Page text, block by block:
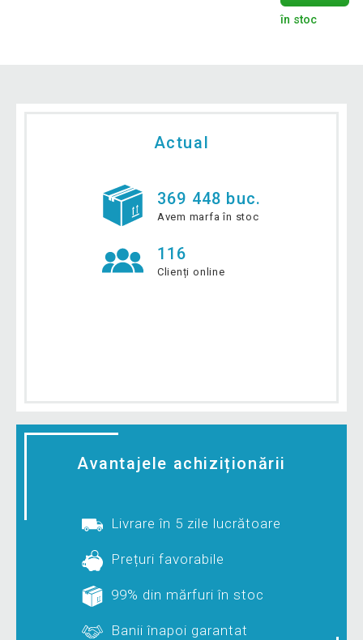
în stoc
Actual
369 448 buc.
Avem marfa în stoc
116
Clienți online
Avantajele achiziționării
Livrare în 5 zile lucrătoare
Prețuri favorabile
99% din mărfuri în stoc
Banii înapoi garantat